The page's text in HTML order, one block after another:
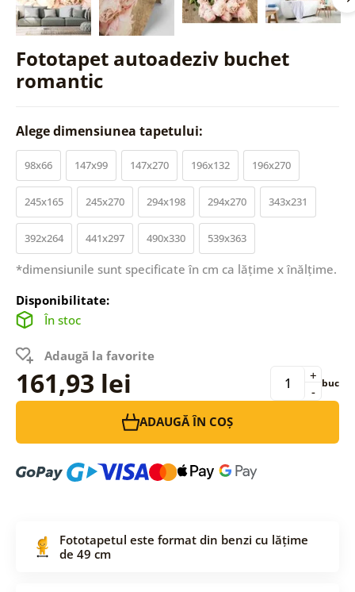
Fototapet autoadeziv buchet
romantic
Alege dimensiunea tapetului:
98x66 147x99 147x270 196x132 196x270
245x165 245x270 294x198 294x270 343x231
392x264 441x297 490x330 539x363
*dimensiunile sunt specificate în cm ca lățime x înălțime.
Disponibilitate:
În stoc
Adaugă la favorite
161,93 lei -
+ buc
ADAUGĂ ÎN COȘ
Fototapetul este format din benzi cu lățime
de 49 cm